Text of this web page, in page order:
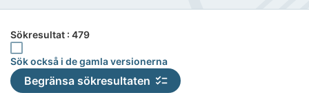
Sökresultat : 479
Sök också i de gamla versionerna
Sök också i de gamla versionerna
Begränsa sökresultaten